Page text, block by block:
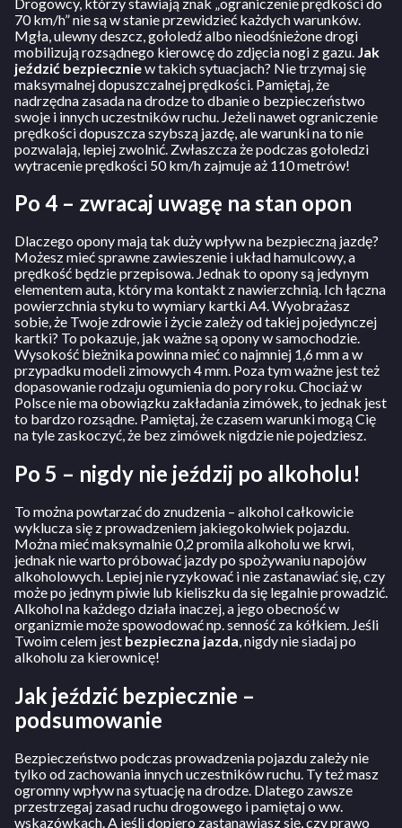
70 km/h” nie są w stanie przewidzieć każdych warunków.
Mgła, ulewny deszcz, gołoledź albo nieodśnieżone drogi
mobilizują rozsądnego kierowcę do zdjęcia nogi z gazu. Jak
jeździć bezpieczniew takich sytuacjach? Nie trzymaj się
maksymalnej dopuszczalnej prędkości. Pamiętaj, że
nadrzędna zasada na drodze to dbanie o bezpieczeństwo
swoje i innych uczestników ruchu. Jeżeli nawet ograniczenie
prędkości dopuszcza szybszą jazdę, ale warunki na to nie
pozwalają, lepiej zwolnić. Zwłaszcza że podczas gołoledzi
wytracenie prędkości 50 km/h zajmuje aż 110 metrów!
Po 4 – zwracaj uwagę na stan opon
Dlaczego opony mają tak duży wpływ na bezpieczną jazdę?
Możesz mieć sprawne zawieszenie i układ hamulcowy, a
prędkość będzie przepisowa. Jednak to opony są jedynym
elementem auta, który ma kontakt z nawierzchnią. Ich łączna
powierzchnia styku to wymiary kartki A4. Wyobrażasz
sobie, że Twoje zdrowie i życie zależy od takiej pojedynczej
kartki? To pokazuje, jak ważne są opony w samochodzie.
Wysokość bieżnika powinna mieć co najmniej 1,6 mm a w
przypadku modeli zimowych 4 mm. Poza tym ważne jest też
dopasowanie rodzaju ogumienia do pory roku. Chociaż w
Polsce nie ma obowiązku zakładania zimówek, to jednak jest
to bardzo rozsądne. Pamiętaj, że czasem warunki mogą Cię
na tyle zaskoczyć, że bez zimówek nigdzie nie pojedziesz.
Po 5 – nigdy nie jeździj po alkoholu!
To można powtarzać do znudzenia – alkohol całkowicie
wyklucza się z prowadzeniem jakiegokolwiek pojazdu.
Można mieć maksymalnie 0,2 promila alkoholu we krwi,
jednak nie warto próbować jazdy po spożywaniu napojów
alkoholowych. Lepiej nie ryzykować i nie zastanawiać się, czy
może po jednym piwie lub kieliszku da się legalnie prowadzić.
Alkohol na każdego działa inaczej, a jego obecność w
organizmie może spowodować np. senność za kółkiem. Jeśli
Twoim celem jest bezpieczna jazda, nigdy nie siadaj po
alkoholu za kierownicę!
Jak jeździć bezpiecznie –
podsumowanie
Bezpieczeństwo podczas prowadzenia pojazdu zależy nie
tylko od zachowania innych uczestników ruchu. Ty też masz
ogromny wpływ na sytuację na drodze. Dlatego zawsze
przestrzegaj zasad ruchu drogowego i pamiętaj o ww.
wskazówkach. A jeśli dopiero zastanawiasz się, czy prawo